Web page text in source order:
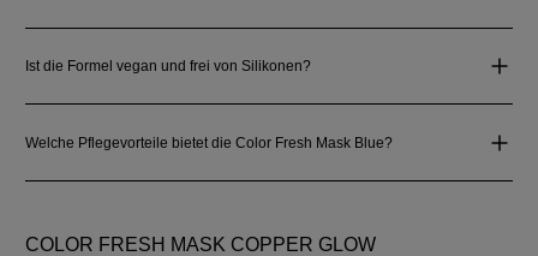
Ist die Formel vegan und frei von Silikonen?
Welche Pflegevorteile bietet die Color Fresh Mask Blue?
COLOR FRESH MASK COPPER GLOW